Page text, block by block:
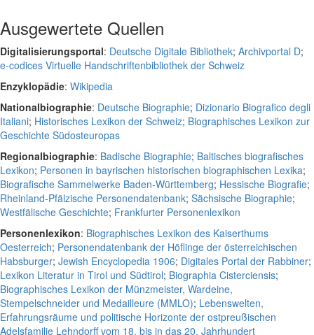
Ausgewertete Quellen
Digitalisierungsportal: Deutsche Digitale Bibliothek; Archivportal D;
e-codices Virtuelle Handschriftenbibliothek der Schweiz
Enzyklopädie: Wikipedia
Nationalbiographie: Deutsche Biographie; Dizionario Biografico degli
Italiani; Historisches Lexikon der Schweiz; Biographisches Lexikon zur
Geschichte Südosteuropas
Regionalbiographie: Badische Biographie; Baltisches biografisches
Lexikon; Personen in bayrischen historischen biographischen Lexika;
Biografische Sammelwerke Baden-Württemberg; Hessische Biografie;
Rheinland-Pfälzische Personendatenbank; Sächsische Biographie;
Westfälische Geschichte; Frankfurter Personenlexikon
Personenlexikon: Biographisches Lexikon des Kaiserthums
Oesterreich; Personendatenbank der Höflinge der österreichischen
Habsburger; Jewish Encyclopedia 1906; Digitales Portal der Rabbiner;
Lexikon Literatur in Tirol und Südtirol; Biographia Cisterciensis;
Biographisches Lexikon der Münzmeister, Wardeine,
Stempelschneider und Medailleure (MMLO); Lebenswelten,
Erfahrungsräume und politische Horizonte der ostpreußischen
Adelsfamilie Lehndorff vom 18. bis in das 20. Jahrhundert